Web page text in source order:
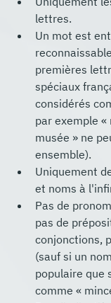
lettres.
Un mot est
premières
spéciaux
considérés
par exemple «
musée » ne
ensemble).
Uniquement
et noms à
Pas de
pas de
conjonctions,
(sauf si un
populaire que
comme «